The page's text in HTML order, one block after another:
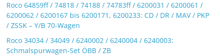
Roco 64859ff / 74818 / 74188 / 74783ff / 6200031 / 6200061 /
6200062 / 6200167 bis 6200171, 6200233: CD / DR / MAV / PKP
/ ZSSK – Y/B 70-Wagen
Roco 34034 / 34049 / 6240002 / 6240004 / 6240003:
Schmalspurwagen-Set ÖBB / ZB